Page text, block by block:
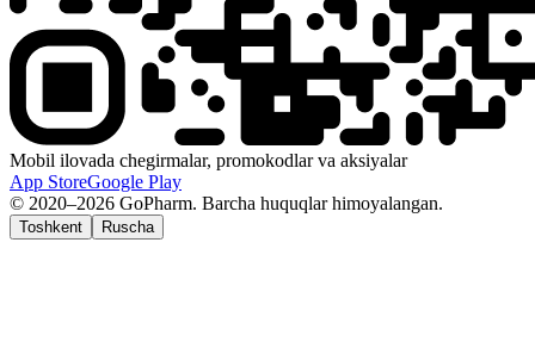
Mobil ilovada chegirmalar, promokodlar va aksiyalar
App StoreGoogle Play
© 2020–2026 GoPharm. Barcha huquqlar himoyalangan.
Toshkent Ruscha